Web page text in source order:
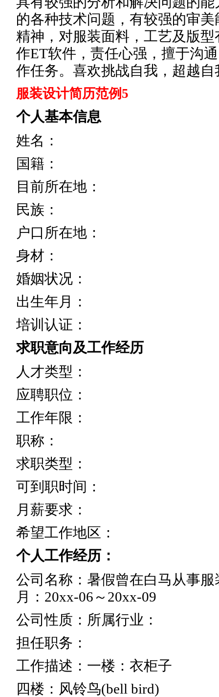
的各种技术问题，有较强的审
精神，对服装面料，工艺及版
作ET软件，责任心强，擅于沟
作任务。喜欢挑战自我，超越自
服装设计简历范例5
个人基本信息
姓名：
国籍：
目前所在地：
民族：
户口所在地：
身材：
婚姻状况：
出生年月：
培训认证：
求职意向及工作经历
人才类型：
应聘职位：
工作年限：
职称：
求职类型：
可到职时间：
月薪要求：
希望工作地区：
个人工作经历：
公司名称：暑假曾在白马从事
月：20xx-06～20xx-09
公司性质：所属行业：
担任职务：
工作描述：一楼：衣柜子
四楼：风铃鸟(bell bird)